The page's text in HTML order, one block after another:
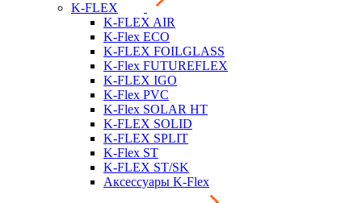
K-FLEX
K-FLEX AIR
K-Flex ECO
K-FLEX FOILGLASS
K-Flex FUTUREFLEX
K-FLEX IGO
K-Flex PVC
K-Flex SOLAR HT
K-FLEX SOLID
K-FLEX SPLIT
K-Flex ST
K-FLEX ST/SK
Аксессуары K-Flex